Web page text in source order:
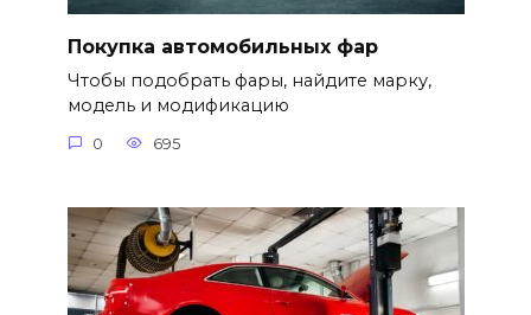
Покупка автомобильных фар
Чтобы подобрать фары, найдите марку,
модель и модификацию
0 695